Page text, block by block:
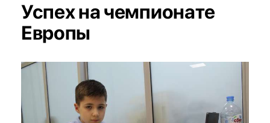
Успех на чемпионате
Европы